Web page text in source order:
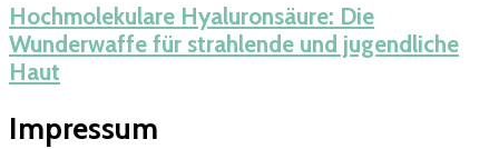
Hochmolekulare Hyaluronsäure: Die
Wunderwaffe für strahlende und jugendliche
Haut
Impressum